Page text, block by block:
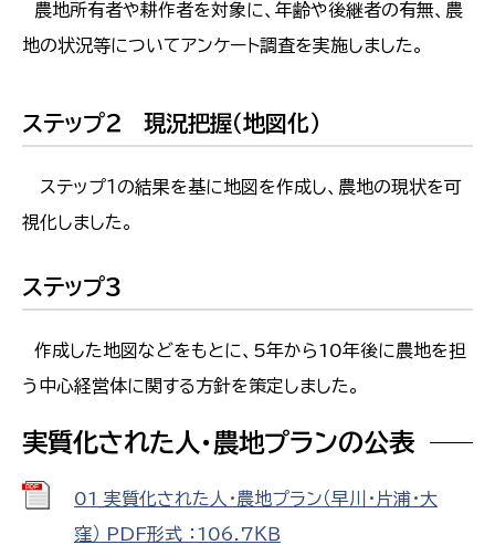
農地所有者や耕作者を対象に、年齢や後継者の有無、農
地の状況等についてアンケート調査を実施しました。
ステップ２ 現況把握（地図化）
ステップ１の結果を基に地図を作成し、農地の現状を可
視化しました。
ステップ３
作成した地図などをもとに、5年から10年後に農地を担
う中心経営体に関する方針を策定しました。
実質化された人・農地プランの公表
01_実質化された人・農地プラン（早川・片浦・大
窪） PDF形式 ：106.7ＫＢ